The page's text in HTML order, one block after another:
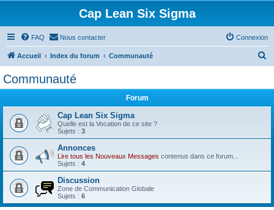
Cap Lean Six Sigma
FAQ Nous contacter Connexion
Accueil Index du forum Communauté
e
Communauté
Forum
Cap Lean Six Sigma
Quelle est la Vocation de ce site ?
Sujets : 3
Annonces
Lire tous les Nouveaux Messages contenus dans ce forum...
Sujets : 4
Discussion
Zone de Communication Globale
Sujets : 6